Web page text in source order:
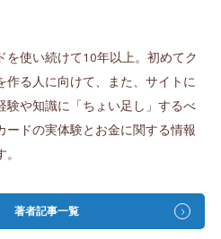
を使い続けて10年以上。初めてク
作る人に向けて、また、サイトに
験や知識に「ちょい足し」するべ
ードの実体験とお金に関する情報
著者記事一覧